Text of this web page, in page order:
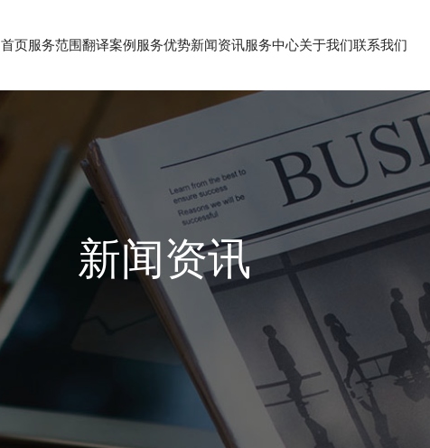
首页服务范围翻译案例服务优势新闻资讯服务中心关于我们联系我们
新闻资讯